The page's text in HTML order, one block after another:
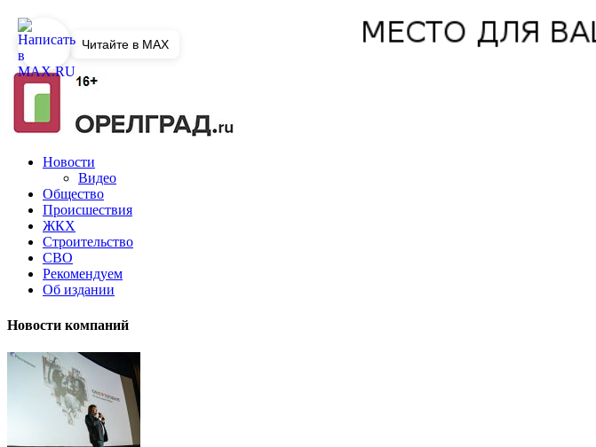
Новости
Видео
Общество
Происшествия
ЖКХ
Строительство
СВО
Рекомендуем
Об издании
Новости компаний
Читайте в MAX